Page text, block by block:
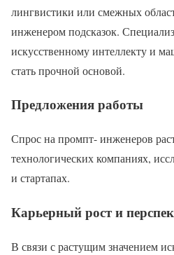
лингвистики или смежных
инженером подсказок.
искусственному интеллекту и
стать прочной основой.
Предложения работы
Спрос на промпт- инженеров
технологических компаниях,
и ​​стартапах.
Карьерный рост и
В связи с растущим значением